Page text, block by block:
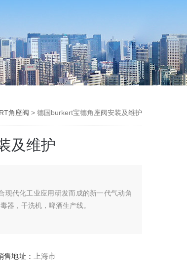
角座阀 > 德国burkert宝德角座阀安装及维护
及维护
现代化工业应用研发而成的新一代气动角
器，干洗机，啤酒生产线。
售地址： 上海市